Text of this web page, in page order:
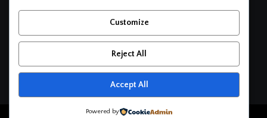
OkutaMarketing
Belajar Bisnis Online, Belajar Jualan, Belajar Desain
Customize
Reject All
Accept All
Powered by